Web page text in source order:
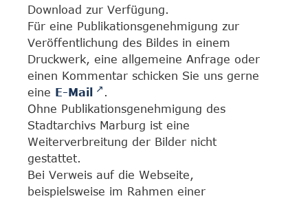
Download zur Verfügung.
Für eine Publikationsgenehmigung zur
Veröffentlichung des Bildes in einem
Druckwerk, eine allgemeine Anfrage oder
einen Kommentar schicken Sie uns gerne
eine E-Mail
.
Ohne Publikationsgenehmigung des
Stadtarchivs Marburg ist eine
Weiterverbreitung der Bilder nicht
gestattet.
Bei Verweis auf die Webseite,
beispielsweise im Rahmen einer